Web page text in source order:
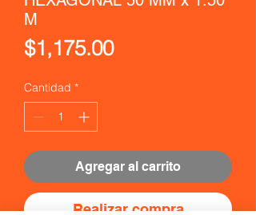
M
$1,175.00Precio
Cantidad *
Agregar al carrito
Realizar compra